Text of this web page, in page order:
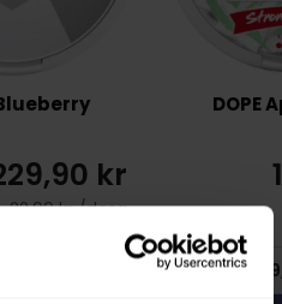
kr
22,99 kr /dosa
DOPE